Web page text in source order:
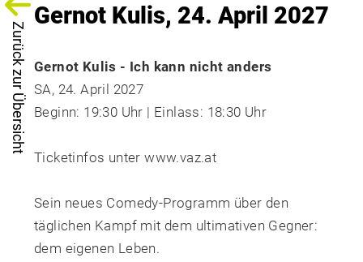
Zurück zur Übersicht
Gernot Kulis, 24. April 2027
Gernot Kulis - Ich kann nicht anders
SA, 24. April 2027
Beginn: 19:30 Uhr | Einlass: 18:30 Uhr
Ticketinfos unterwww.vaz.at
Sein neues Comedy-Programm über den
täglichen Kampf mit dem ultimativen Gegner:
dem eigenen Leben.